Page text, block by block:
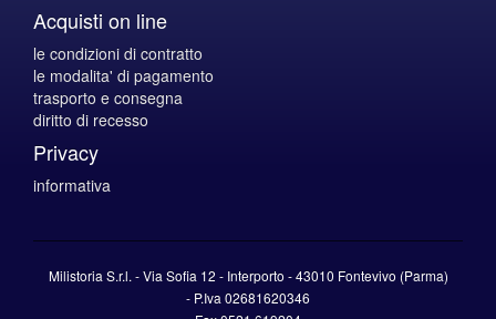
Acquisti on line
le condizioni di contratto
le modalita' di pagamento
trasporto e consegna
diritto di recesso
Privacy
informativa
Milistoria S.r.l. - Via Sofia 12 - Interporto - 43010 Fontevivo (Parma)
- P.Iva 02681620346